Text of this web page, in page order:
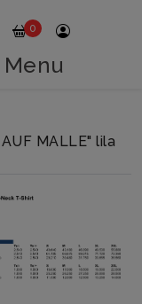
MALLE" lila
0
Menu